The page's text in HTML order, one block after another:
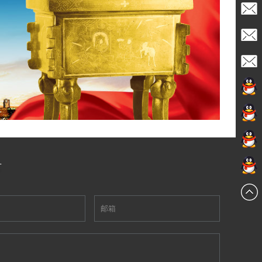
admin
Sales1
Sales2
Sales18